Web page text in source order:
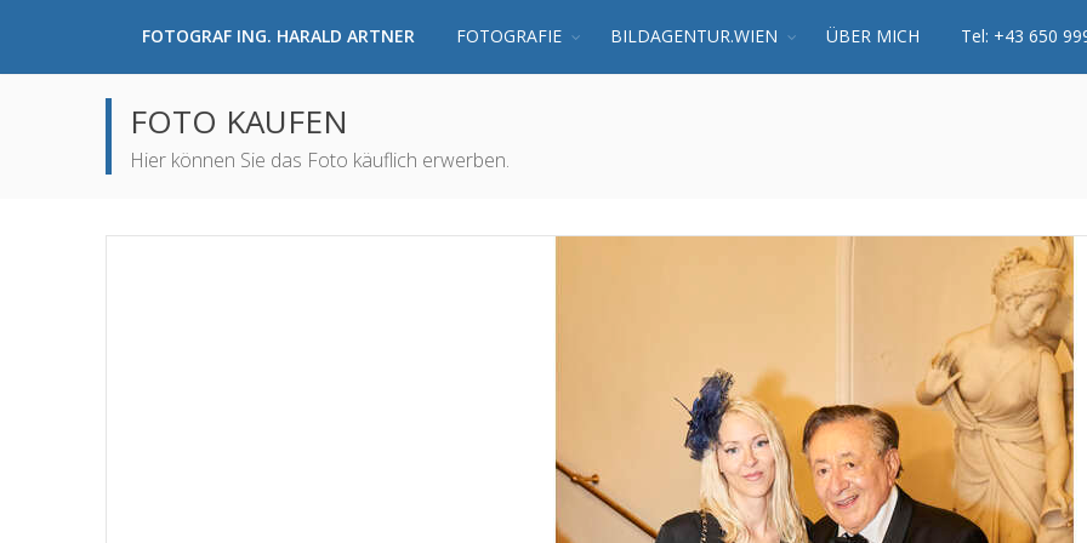
FOTOGRAF ING. HARALD ARTNER FOTOGRAFIE BILDAGENTUR.WIEN ÜBER MICH Tel: +43 650
FOTO KAUFEN
Hier können Sie das Foto käuflich erwerben.